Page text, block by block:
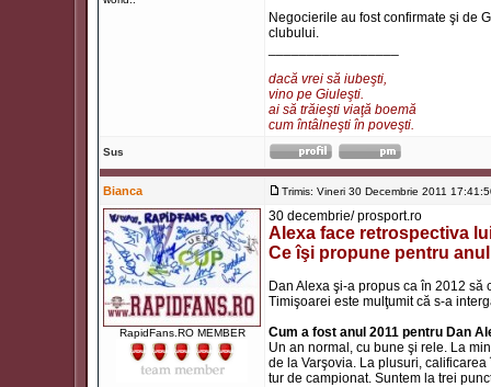
Negocierile au fost confirmate şi de
clubului.
dacă vrei să iubeşti,
vino pe Giuleşti.
ai să trăieşti viaţă boemă
cum întâlneşti în poveşti.
Sus
Bianca Trimis: Vineri 30 Decembrie 2011
RapidFans.RO MEMBER
30 decembrie/ prosport.ro
Alexa face retrospectiva
Ce îşi propune pentru
Dan Alexa şi-a propus ca în 2012
Timişoarei este mulţumit că s-a
Cum a fost anul 2011 pentru Dan
Un an normal, cu bune şi rele. La
de la Varşovia. La plusuri,
tur de campionat. Suntem la trei